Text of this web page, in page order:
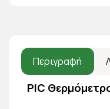
Περιγραφή
PIC